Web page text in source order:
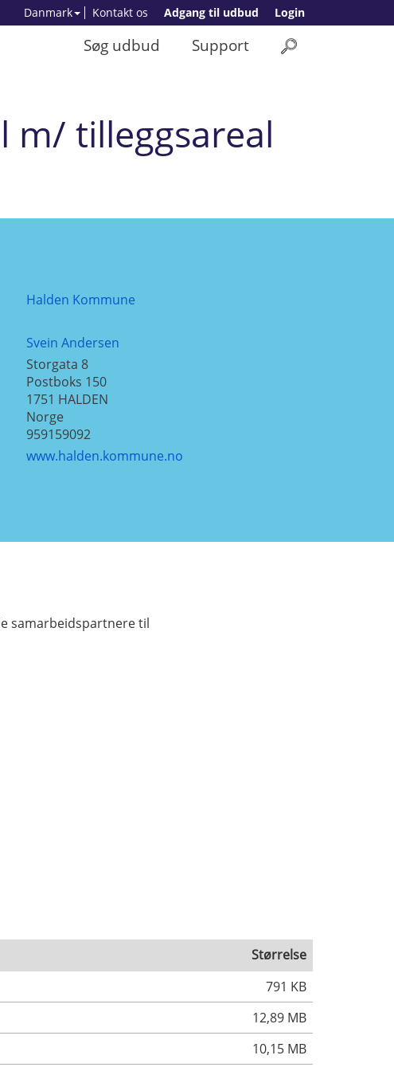
Login
Adgang til udbud
Kontakt os
Danmark
Support
Søg udbud
m/ tilleggsareal
Halden Kommune
Svein Andersen
Storgata 8
Postboks 150
1751 HALDEN
Norge
959159092
www.halden.kommune.no
samarbeidspartnere til
Størrelse
791 KB
12,89 MB
10,15 MB